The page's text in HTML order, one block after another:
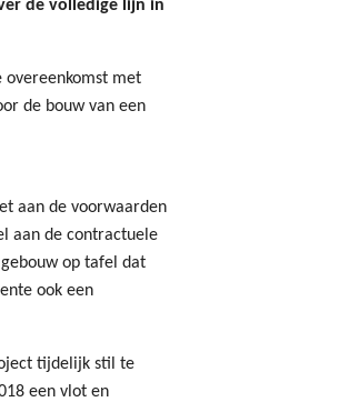
de volledige lijn in
overeenkomst met
de bouw van een
aan de voorwaarden
aan de contractuele
op tafel dat
ook een
tijdelijk stil te
een vlot en